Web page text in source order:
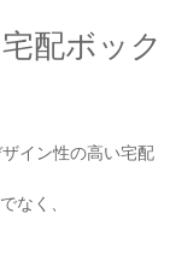
配ボック
イン性の高い宅配
なく、